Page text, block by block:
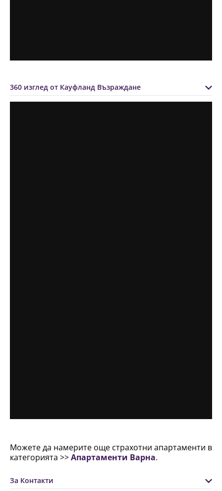
360 изглед от Кауфланд Възраждане
Можете да намерите още страхотни апартаменти в
категорията >>Апартаменти Варна.
За Контакти